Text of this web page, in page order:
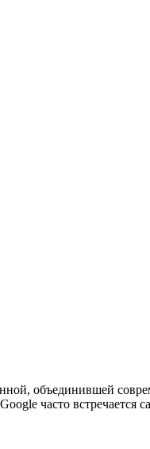
объединившей
часто встречается